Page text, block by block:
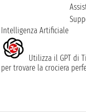
Intelligenza Artificiale
Utilizza il GPT di
per trovare la crociera